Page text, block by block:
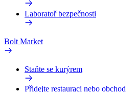
Laboratoř bezpečnosti
Bolt Market
Staňte se kurýrem
Přidejte restauraci nebo obchod